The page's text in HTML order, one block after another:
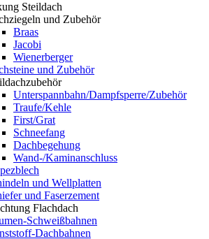
Steildach
und Zubehör
Braas
Jacobi
Wienerberger
und Zubehör
Unterspannbahn/Dampfsperre/Zubehör
Traufe/Kehle
First/Grat
Schneefang
Dachbegehung
Wand-/Kaminanschluss
und Wellplatten
und Faserzement
Flachdach
Schweißbahnen
Dachbahnen